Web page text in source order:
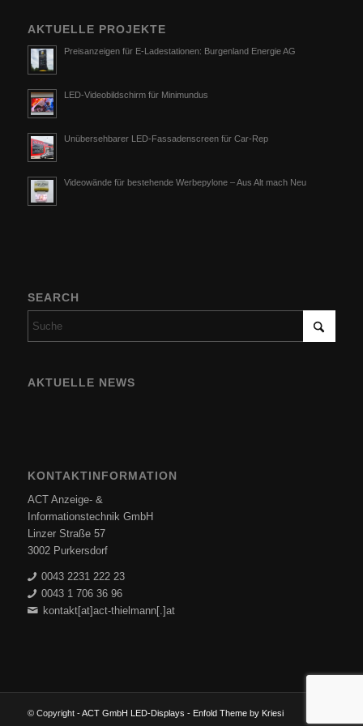
AKTUELLE PROJEKTE
Preisanzeigen für E-Ladestationen: Burgenland Energie AG
LED-Videobildschirm für Minimundus
Unübersehbarer LED-Fassadenscreen für Car-Rep
Videowände für bestehende Werbepylone – Aus Alt mach Neu
SEARCH
AKTUELLE NEWS
KONTAKTINFORMATION
ACT Anzeige- &
Informationstechnik GmbH
Linzer Straße 57
3002 Purkersdorf
0043 2231 222 23
0043 1 706 36 96
kontakt[at]act-thielmann[.]at
© Copyright -ACT GmbH LED-Displays - Enfold Theme by Kriesi